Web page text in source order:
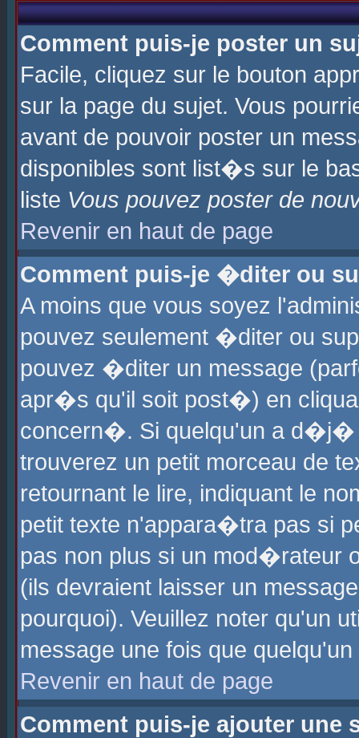
Comment puis-je poster un
Facile, cliquez sur le bouton
sur la page du sujet. Vous
avant de pouvoir poster un
disponibles sont list�s sur le
liste Vous pouvez poster de
Revenir en haut de page
Comment puis-je �diter ou
A moins que vous soyez
pouvez seulement �diter ou
pouvez �diter un message
apr�s qu'il soit post�) en
concern�. Si quelqu'un a
trouverez un petit morceau de
retournant le lire, indiquant le
petit texte n'appara�tra pas si
pas non plus si un mod�rateur
(ils devraient laisser un
pourquoi). Veuillez noter qu'un
message une fois que
Revenir en haut de page
Comment puis-je ajouter une